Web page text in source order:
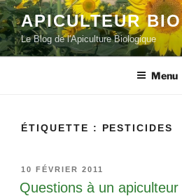
Aller
au
contenu
principal
APICULTEUR BIO
Le Blog de l'Apiculture Biologique
Menu
ÉTIQUETTE : PESTICIDES
PUBLIÉ
LE
10 FÉVRIER 2011
Questions à un apiculteur